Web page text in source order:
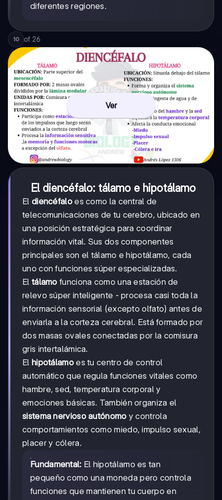
diferentes regiones.
10 of 26
Ver
El diencéfalo: tálamo e hipotálamo
El diencéfaloes como la central de
telecomunicaciones de tu cerebro, ubicado en
una posición estratégica para coordinar
información vital. Sus dos componentes
principales son el tálamo e hipotálamo, cada
uno con funciones súper especializadas.
El tálamo funciona como una estación de
relevo súper inteligente - procesa casi toda la
información sensorial (excepto olfato) antes de
enviarla a la corteza cerebral. Está formado por
dos masas ovales conectadas por la comisura
gris intertalámica.
El hipotálamoes tu centro de control
automático que regula funciones vitales como
hambre, sed, temperatura corporal y
emociones básicas. También organiza el
sistema nervioso autónomo y controla
comportamientos como miedo, impulso sexual,
placer y cólera.
Fundamental: El hipotálamo es tan
pequeño como una moneda pero controla
funciones que mantienen tu cuerpo en